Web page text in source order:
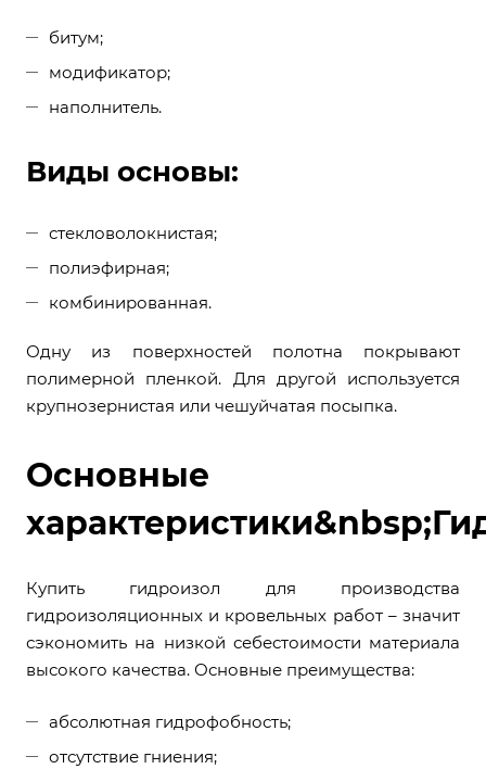
битум;
модификатор;
наполнитель.
Виды основы:
стекловолокнистая;
полиэфирная;
комбинированная.
Одну из поверхностей полотна покрывают
полимерной пленкой. Для другой используется
крупнозернистая или чешуйчатая посыпка.
Основные
Купить гидроизол для производства
гидроизоляционных и кровельных работ – значит
сэкономить на низкой себестоимости материала
высокого качества. Основные преимущества:
абсолютная гидрофобность;
отсутствие гниения;